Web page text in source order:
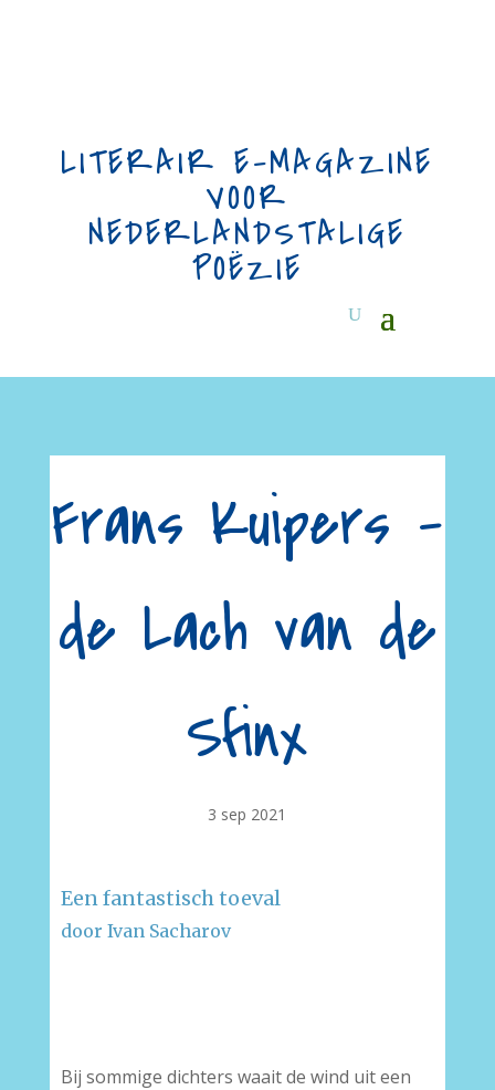
LITERAIR E-MAGAZINE
VOOR
NEDERLANDSTALIGE
POËZIE
Frans Kuipers –
de Lach van de
Sfinx
3 sep 2021
Een fantastisch toeval
door Ivan Sacharov
Bij sommige dichters waait de wind uit een